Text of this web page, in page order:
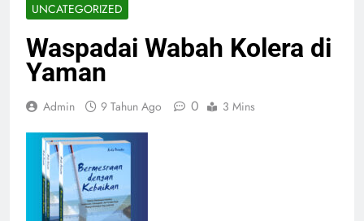
UNCATEGORIZED
Waspadai Wabah Kolera di
Yaman
Admin 9 Tahun Ago 0 3 Mins